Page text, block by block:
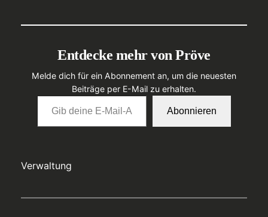
Entdecke mehr von Pröve
Melde dich für ein Abonnement an, um die neuesten
Beiträge per E-Mail zu erhalten.
Gib deine E-Mail-Adresse ein …
Abonnieren
Verwaltung